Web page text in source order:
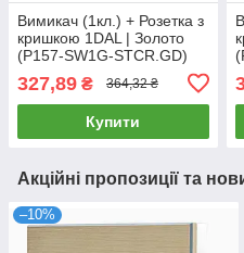
Вимикач (1кл.) + Розетка з
кришкою 1DAL | Золото
(P157-SW1G-STCR.GD)
327,89 ₴ 364,32 ₴
Купити
Акційні пропозиції та
–10%